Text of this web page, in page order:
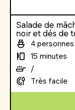
Salade de
noir et dés de
4 personnes
15 minutes
/
Très facile